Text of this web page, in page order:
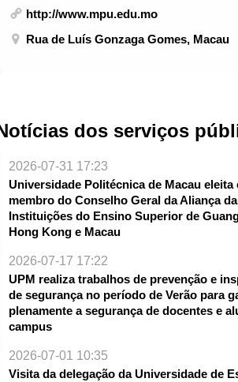
http://www.mpu.edu.mo
Rua de Luís Gonzaga Gomes, Macau
dos serviços
2026-07-31 17:23
Universidade Politécnica de Macau eleita
membro do Conselho Geral da Aliança
Instituições do Ensino Superior de
Hong Kong e Macau
2026-07-17 17:22
UPM realiza trabalhos de prevenção e
de segurança no período de Verão para
plenamente a segurança de docentes e
campus
2026-07-01 10:35
Visita da delegação da Universidade de